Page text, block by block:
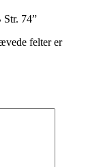
74”
felter er